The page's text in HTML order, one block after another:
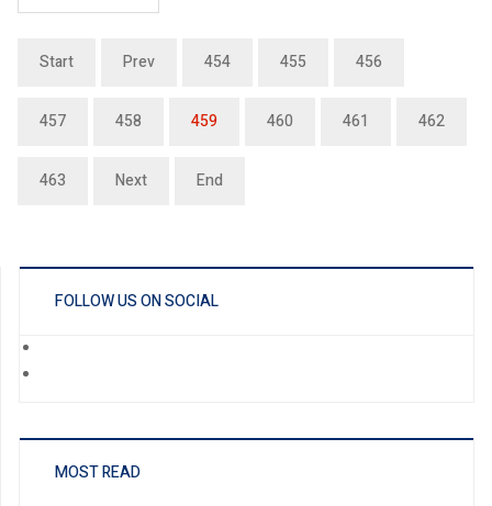
Start Prev 454 455 456
457 458 459 460 461 462
463 Next End
FOLLOW US ON SOCIAL
MOST READ